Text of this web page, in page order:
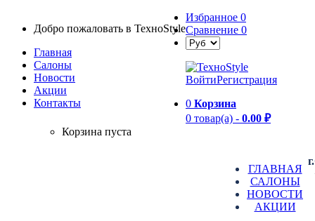
Добро пожаловать в TexноStyle
Главная
Салоны
Новости
Aкции
Контакты
Избранное 0
Сравнение 0
ВойтиРегистрация
0 Корзина
0 товар(а) - 0.00 ₽
Корзина пуста
ГЛАВНАЯ
САЛОНЫ
НОВОСТИ
АКЦИИ